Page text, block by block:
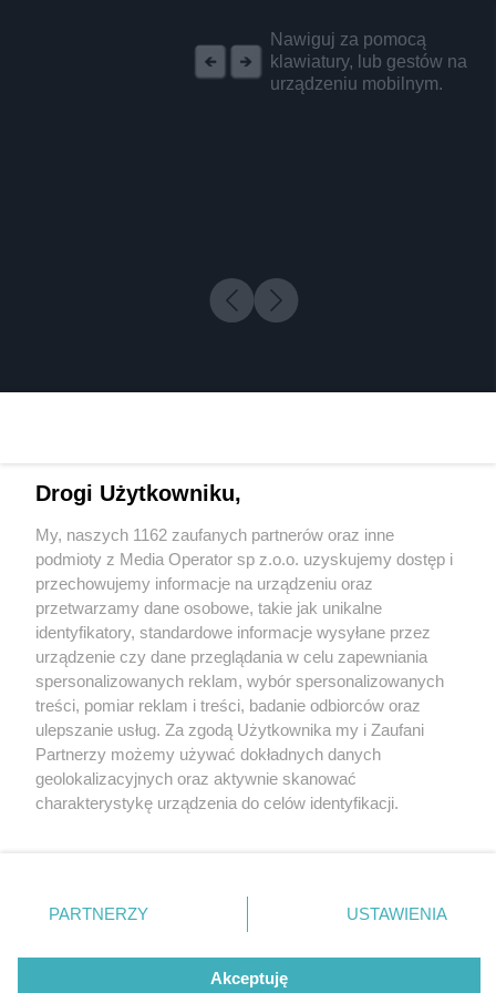
Nawiguj za pomocą
klawiatury, lub gestów na
urządzeniu mobilnym.
1 / 0
Wydawca mediów lokalnych
Nie zapomnij
zapoznać się z:
polityką prywatności regulamin korzystania z portali
Twojemiasto
Piekary Śląskie
Chorzów
Tarnowskie Góry
Gliwice
Skontakuj sięz nami
Kontakt
Wydawca
Redakcja
Drogi Użytkowniku,
My, naszych 1162 zaufanych partnerów oraz inne
podmioty z Media Operator sp z.o.o. uzyskujemy dostęp i
przechowujemy informacje na urządzeniu oraz
przetwarzamy dane osobowe, takie jak unikalne
identyfikatory, standardowe informacje wysyłane przez
urządzenie czy dane przeglądania w celu zapewniania
spersonalizowanych reklam, wybór spersonalizowanych
treści, pomiar reklam i treści, badanie odbiorców oraz
ulepszanie usług. Za zgodą Użytkownika my i Zaufani
Partnerzy możemy używać dokładnych danych
geolokalizacyjnych oraz aktywnie skanować
charakterystykę urządzenia do celów identyfikacji.
zmienić/wycofać klikając przycisk ustawień prywatności
znajdujący się w lewym dolnym rogu strony
rodzaje przetwarzania danych nie wymagają zgody
użytkownika, ale masz prawo sprzeciwić się takiemu
PARTNERZY USTAWIENIA
Akceptuję